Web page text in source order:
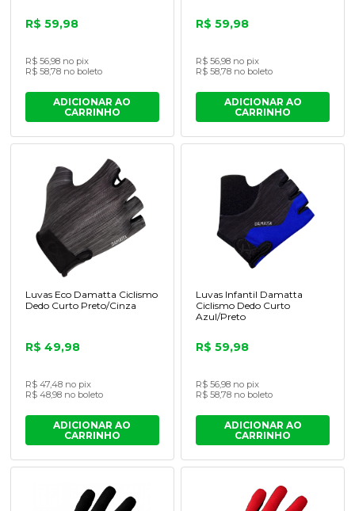
R$ 59,98
R$ 56,98 no pix
R$ 58,78 no boleto
ADICIONAR AO
CARRINHO
R$ 59,98
R$ 56,98 no pix
R$ 58,78 no boleto
ADICIONAR AO
CARRINHO
Luvas Eco Damatta Ciclismo
Dedo Curto Preto/Cinza
R$ 49,98
R$ 47,48 no pix
R$ 48,98 no boleto
ADICIONAR AO
CARRINHO
Luvas Infantil Damatta
Ciclismo Dedo Curto
Azul/Preto
R$ 59,98
R$ 56,98 no pix
R$ 58,78 no boleto
ADICIONAR AO
CARRINHO